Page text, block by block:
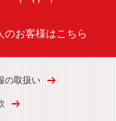
のお客様はこちら
の取扱い